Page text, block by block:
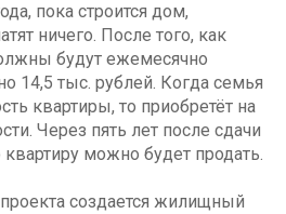
пока строится дом,
ничего. После того, как
будут ежемесячно
14,5 тыс. рублей. Когда семья
квартиры, то приобретёт на
Через пять лет после сдачи
можно будет продать.
создается жилищный